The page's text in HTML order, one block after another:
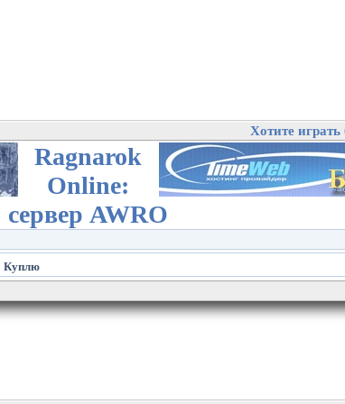
Хотите
Ragnarok
Online:
сервер AWRO
Куплю